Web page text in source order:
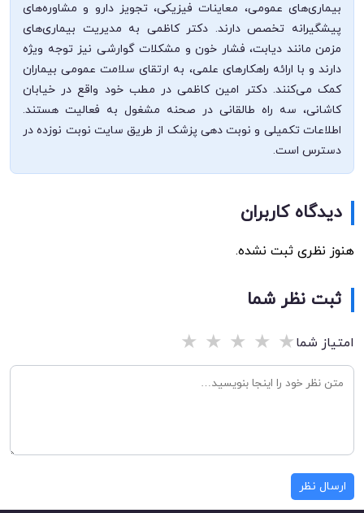
بیماری‌های عمومی، معاینات فیزیکی، تجویز دارو و مشاوره‌های
پیشگیرانه تخصص دارند. دکتر کاظمی به مدیریت بیماری‌های
مزمن مانند دیابت، فشار خون و مشکلات گوارشی نیز توجه ویژه
دارند و با ارائه راهکارهای علمی، به ارتقای سلامت عمومی بیماران
کمک می‌کنند. دکتر امین کاظمی در مطب خود واقع در خیابان
کاشانی، سه راه طالقانی در صحنه مشغول به فعالیت هستند.
اطلاعات تکمیلی و نوبت دهی پزشک از طریق سایت نوبت نوزده در
دسترس است.
دیدگاه کاربران
هنوز نظری ثبت نشده.
ثبت نظر شما
امتیاز شما★
★
★
★
★
ارسال نظر